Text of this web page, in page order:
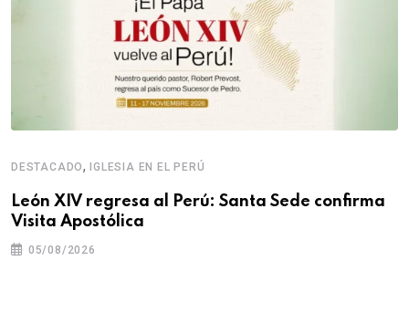
DESTACADO,IGLESIA EN EL PERÚ
León XIV regresa al Perú: Santa Sede confirma
Visita Apostólica
05/08/2026